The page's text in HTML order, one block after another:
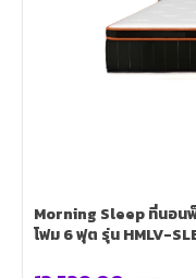
Morning Sleep ที่นอน
โฟม 6 ฟุต รุ่น HMLV-